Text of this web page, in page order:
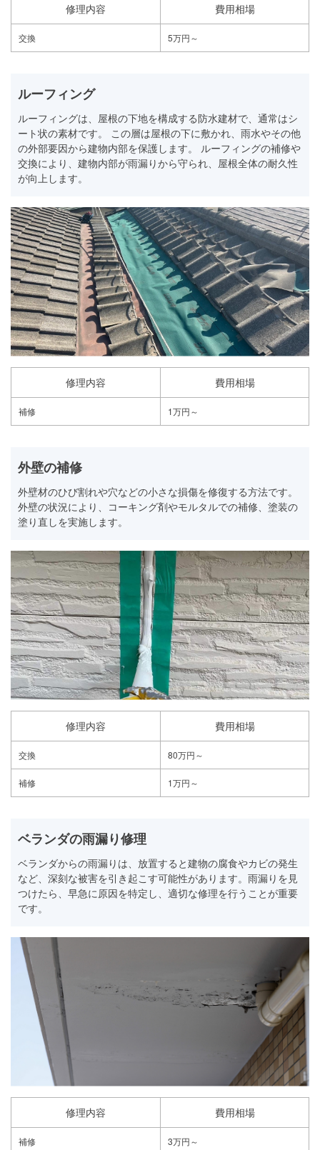
修理内容 費用相場
交換 5万円～
ルーフィング
ルーフィングは、屋根の下地を構成する防水建材で、通常はシ
ート状の素材です。 この層は屋根の下に敷かれ、雨水やその他
の外部要因から建物内部を保護します。 ルーフィングの補修や
交換により、建物内部が雨漏りから守られ、屋根全体の耐久性
が向上します。
修理内容 費用相場
補修 1万円～
外壁の補修
外壁材のひび割れや穴などの小さな損傷を修復する方法です。
外壁の状況により、コーキング剤やモルタルでの補修、塗装の
塗り直しを実施します。
修理内容 費用相場
交換 80万円～
補修 1万円～
ベランダの雨漏り修理
ベランダからの雨漏りは、放置すると建物の腐食やカビの発生
など、深刻な被害を引き起こす可能性があります。雨漏りを見
つけたら、早急に原因を特定し、適切な修理を行うことが重要
です。
修理内容 費用相場
補修 3万円～